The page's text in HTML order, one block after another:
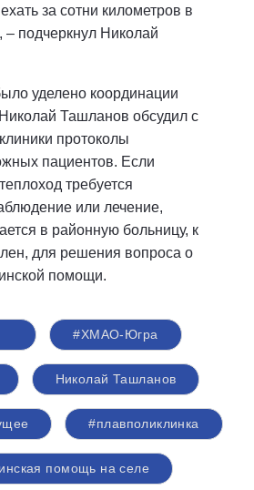
за сотни километров в
– подчеркнул Николай
уделено координации
Ташланов обсудил с
протоколы
пациентов. Если
требуется
или лечение,
в районную больницу, к
для решения вопроса о
помощи.
#ХМАО-Югра
Николай Ташланов
#плавполиклинка
помощь на селе